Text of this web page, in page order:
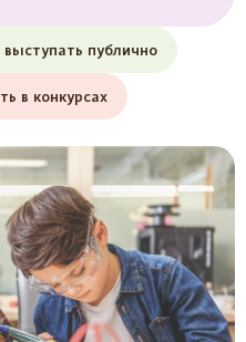
выступать публично
в конкурсах